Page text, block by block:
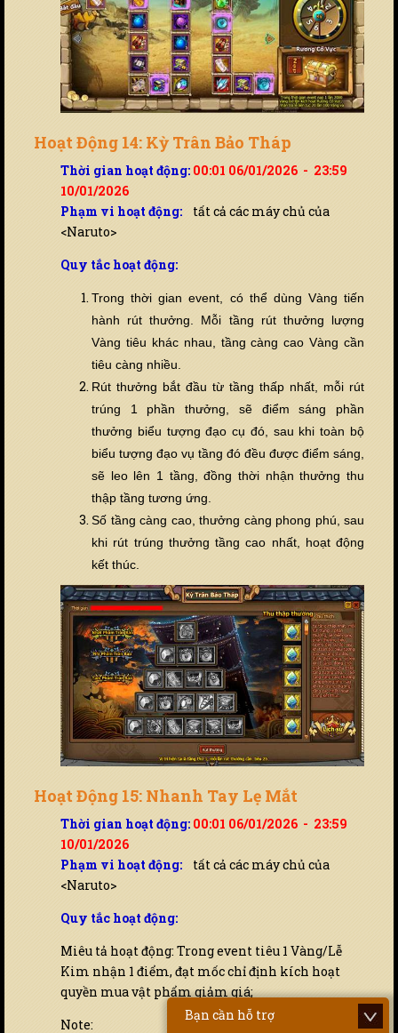
Hoạt Động 14: Kỳ Trân Bảo Tháp
Thời gian hoạt động: 00:01 06/01/2026 - 23:59
10/01/2026
Phạm vi hoạt động: tất cả các máy chủ của
<Naruto>
Quy tắc hoạt động:
Trong thời gian event, có thể dùng Vàng tiến
hành rút thưởng. Mỗi tầng rút thưởng lượng
Vàng tiêu khác nhau, tầng càng cao Vàng cần
tiêu càng nhiều.
Rút thưởng bắt đầu từ tầng thấp nhất, mỗi rút
trúng 1 phần thưởng, sẽ điểm sáng phần
thưởng biểu tượng đạo cụ đó, sau khi toàn bộ
biểu tượng đạo vụ tầng đó đều được điểm sáng,
sẽ leo lên 1 tầng, đồng thời nhận thưởng thu
thập tầng tương ứng.
Số tầng càng cao, thưởng càng phong phú, sau
khi rút trúng thưởng tầng cao nhất, hoạt động
kết thúc.
Hoạt Động 15: Nhanh Tay Lẹ Mắt
Thời gian hoạt động: 00:01 06/01/2026 - 23:59
10/01/2026
Phạm vi hoạt động: tất cả các máy chủ của
<Naruto>
Quy tắc hoạt động:
Miêu tả hoạt động: Trong event tiêu 1 Vàng/Lễ
Kim nhận 1 điểm, đạt mốc chỉ định kích hoạt
quyền mua vật phẩm giảm giá;
Note:
Bạn cần hỗ trợ